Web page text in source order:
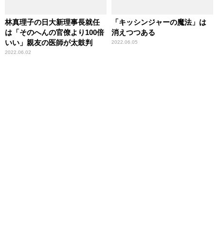
林真理子の日大新理事長就任
は「そのへんの官僚より100倍
いい」親友の医師が太鼓判
2022.06.02
「キッシンジャーの魔法」は
消えつつある
2022.06.05